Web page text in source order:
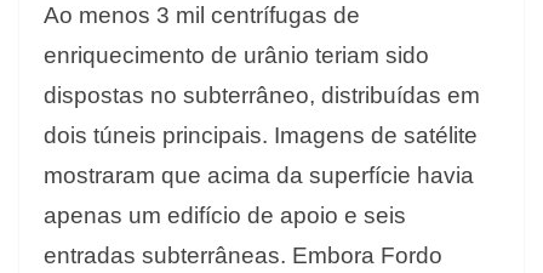
Ao menos 3 mil centrífugas de
enriquecimento de urânio teriam sido
dispostas no subterrâneo, distribuídas em
dois túneis principais. Imagens de satélite
mostraram que acima da superfície havia
apenas um edifício de apoio e seis
entradas subterrâneas. Embora Fordo